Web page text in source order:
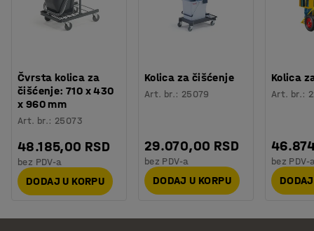
Čvrsta kolica za
čišćenje: 710 x 430
x 960 mm
Art. br.: 25073
48.185,00 RSD
bez PDV-a
DODAJ U KORPU
Kolica za čišćenje
Art. br.: 25079
29.070,00 RSD
bez PDV-a
DODAJ U KORPU
Kolica
Art. br.:
bez PDV-